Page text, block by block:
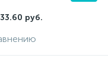
руб.